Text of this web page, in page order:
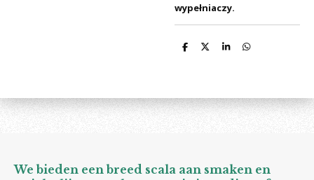
wypełniaczy.
D
D
S
D
We bieden een breed scala aan smaken en